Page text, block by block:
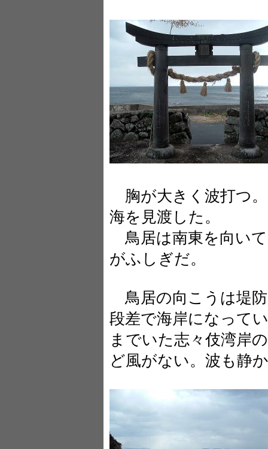
胸が大きく波打つ
海を見渡した。
鳥居は南東を向い
がふしぎだ。
鳥居の向こうは堤
段差で海岸になって
までいた志々伎湾岸
ど風がない。波も静